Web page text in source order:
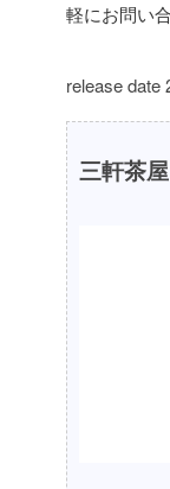
軽にお問い
release date
三軒茶